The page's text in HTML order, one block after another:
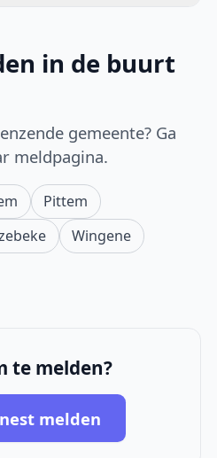
in de buurt
gemeente? Ga
meldpagina.
Pittem
Wingene
te melden?
melden